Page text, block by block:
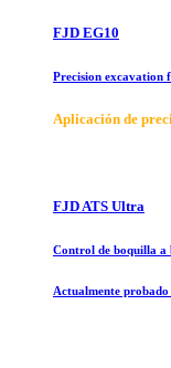
FJD EG10
Precision excavation
Aplicación de
FJD ATS Ultra
Control de boquilla a
Actualmente probado